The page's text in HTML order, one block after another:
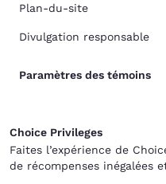
Plan-du-site
Divulgation responsable
Paramètres des témoins
Choice Privileges
Faites l’expérience de
de récompenses inégalées